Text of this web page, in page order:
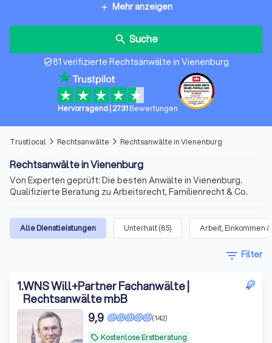
add Mehr anzeigen
search Suche
verified_user81 verifizierte Rechtsanwälte in Vienenburg
Hervorragend| 2731 Bewertungen
Trustlocal arrow_forward_ios Rechtsanwälte arrow_forward_ios Rechtsanwälte in Vienenburg
Rechtsanwälte in Vienenburg
Von Experten geprüft: Die besten Anwälte in Vienenburg.
Qualifizierte Beratung zu Arbeitsrecht, Familienrecht & Co.
Alle Dienstleistungen Unterhalt(65) Arbeit, Einkommen
filter_list Filter
1.WNS Will+Partner Fachanwälte |
Rechtsanwälte mbB
local_offer Kostenlose Erstberatung
(142)
9,9